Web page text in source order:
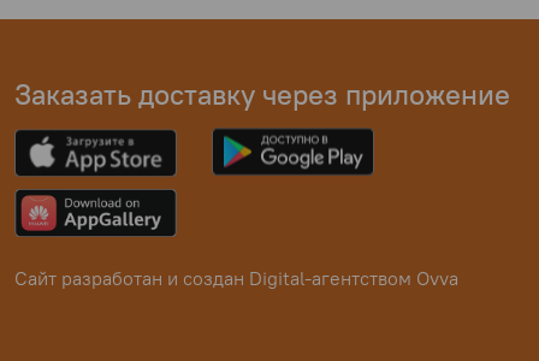
Заказать доставку через приложение
Сайт разработан и создан Digital-агентством Ovva